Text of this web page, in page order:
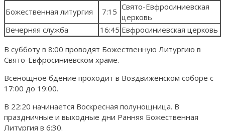
Божественная литургия
7:15 Свято-Евфросиниевская
церковь
Вечерняя служба
16:45 Евфросиниевская церковь
В субботу в 8:00 проводят Божественную Литургию в
Свято-Евфросиниевском храме.
Всенощное бдение проходит в Воздвиженском соборе с
17:00 до 19:00.
В 22:20 начинается Воскресная полунощница. В
праздничные и выходные дни Ранняя Божественная
Литургия в 6:30.